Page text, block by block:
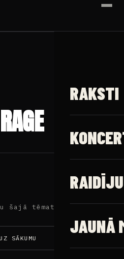
✕
RAKSTI
JAUNĀ
šajā tēmaturī
SĀKUMU